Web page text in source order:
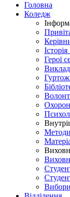
Головна
Коледж
Герої